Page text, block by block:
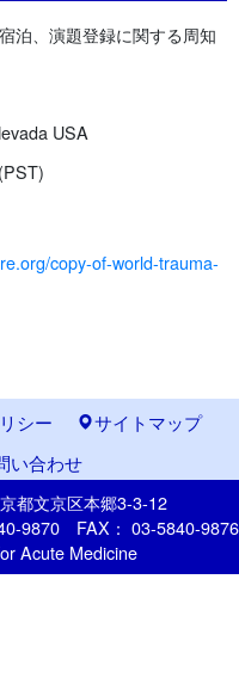
泊、演題登録に関する周知
USA
copy-of-world-trauma-
シー
サイトマップ
い合わせ
都文京区本郷3-3-12
9870 FAX： 03-5840-9876
Acute Medicine